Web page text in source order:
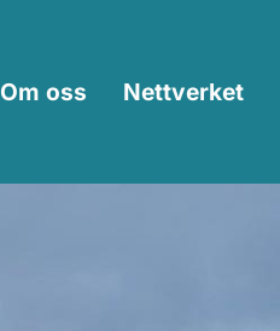
Om oss Nettverket